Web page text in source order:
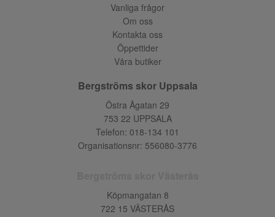
Vanliga frågor
Om oss
Kontakta oss
Öppettider
Våra butiker
Bergströms skor Uppsala
Östra Ågatan 29
753 22 UPPSALA
Telefon: 018-134 101
Organisationsnr: 556080-3776
Köpmangatan 8
722 15 VÄSTERÅS